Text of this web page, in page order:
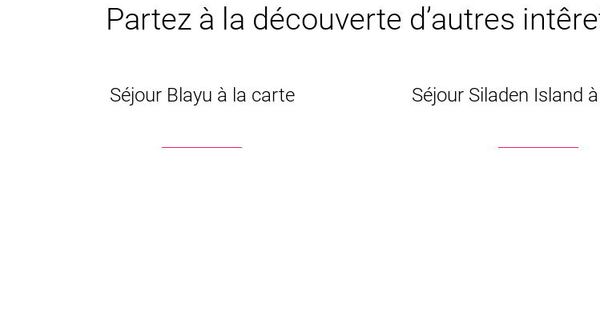
Partez à la découverte d’autres
Séjour Blayu à la carte Séjour Siladen Island